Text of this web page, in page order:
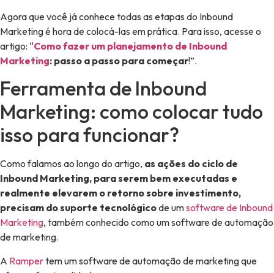
Agora que você já conhece todas as etapas do Inbound
Marketing é hora de colocá-las em prática. Para isso, acesse o
artigo: “Como fazer um planejamento de Inbound
Marketing: passo a passo para começar!”.
Ferramenta de Inbound
Marketing: como colocar tudo
isso para funcionar?
Como falamos ao longo do artigo, as ações do ciclo de
Inbound Marketing, para serem bem executadas e
realmente elevarem o retorno sobre investimento,
precisam do suporte tecnológicode umsoftware de Inbound
Marketing, também conhecido como um software de automação
de marketing.
A Rampertem um software de automação de marketing que